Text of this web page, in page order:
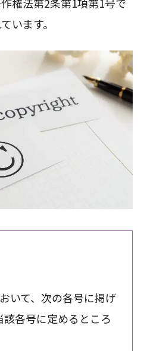
権法第2条第1項第1号で
います。
いて、次の各号に掲げ
各号に定めるところ